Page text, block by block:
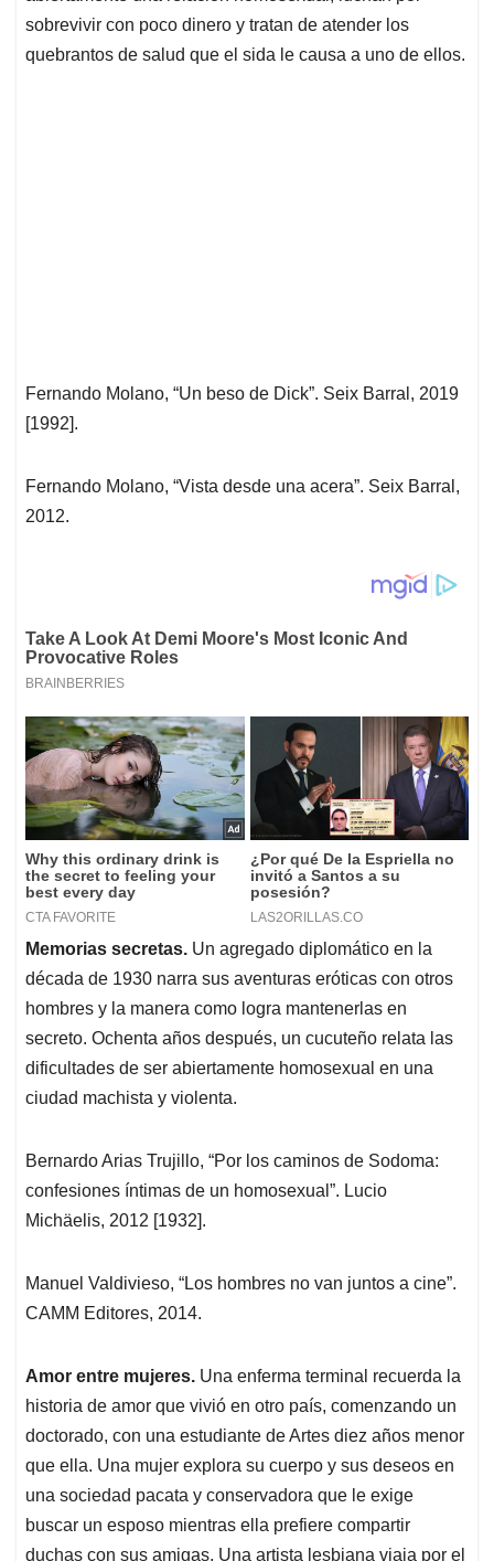
sobrevivir con poco dinero y tratan de atender los
quebrantos de salud que el sida le causa a uno de ellos.
Fernando Molano, “Un beso de Dick”. Seix Barral, 2019
[1992].
Fernando Molano, “Vista desde una acera”. Seix Barral,
2012.
Memorias secretas. Un agregado diplomático en la
década de 1930 narra sus aventuras eróticas con otros
hombres y la manera como logra mantenerlas en
secreto. Ochenta años después, un cucuteño relata las
dificultades de ser abiertamente homosexual en una
ciudad machista y violenta.
Bernardo Arias Trujillo, “Por los caminos de Sodoma:
confesiones íntimas de un homosexual”. Lucio
Michäelis, 2012 [1932].
Manuel Valdivieso, “Los hombres no van juntos a cine”.
CAMM Editores, 2014.
Amor entre mujeres. Una enferma terminal recuerda la
historia de amor que vivió en otro país, comenzando un
doctorado, con una estudiante de Artes diez años menor
que ella. Una mujer explora su cuerpo y sus deseos en
una sociedad pacata y conservadora que le exige
buscar un esposo mientras ella prefiere compartir
duchas con sus amigas. Una artista lesbiana viaja por el